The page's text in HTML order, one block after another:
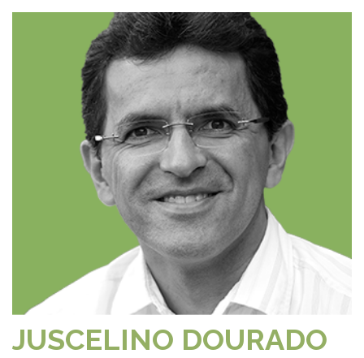
JUSCELINO DOURADO